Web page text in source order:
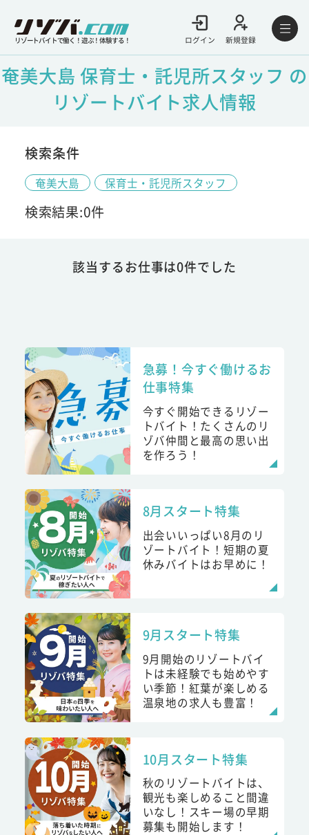
リゾートバイトで働く！遊ぶ！体験する！ ログイン 新規登録
奄美大島 保育士・託児所スタッフ の
リゾートバイト求人情報
検索条件
奄美大島 保育士・託児所スタッフ
検索結果:0件
該当するお仕事は0件でした
急募！今すぐ働けるお
仕事特集
今すぐ開始できるリゾー
トバイト！たくさんのリ
ゾバ仲間と最高の思い出
を作ろう！
8月スタート特集
出会いいっぱい8月のリ
ゾートバイト！短期の夏
休みバイトはお早めに！
9月スタート特集
9月開始のリゾートバイ
トは未経験でも始めやす
い季節！紅葉が楽しめる
温泉地の求人も豊富！
10月スタート特集
秋のリゾートバイトは、
観光も楽しめること間違
いなし！スキー場の早期
募集も開始します！